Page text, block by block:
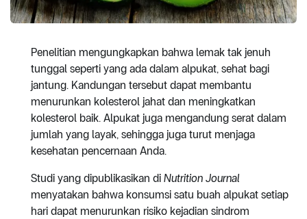
Penelitian mengungkapkan bahwa lemak tak jenuh
tunggal seperti yang ada dalam alpukat, sehat bagi
jantung. Kandungan tersebut dapat membantu
menurunkan kolesterol jahat dan meningkatkan
kolesterol baik. Alpukat juga mengandung serat dalam
jumlah yang layak, sehingga juga turut menjaga
kesehatan pencernaan Anda.
Studi yang dipublikasikan di Nutrition Journal
menyatakan bahwa konsumsi satu buah alpukat setiap
hari dapat menurunkan risiko kejadian sindrom